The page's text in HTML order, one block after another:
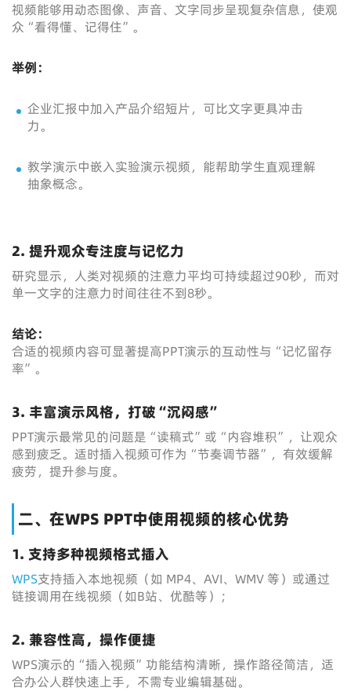
视频能够用动态图像、声音、文字同步呈现复杂信息，使观
众“看得懂、记得住”。
举例：
企业汇报中加入产品介绍短片，可比文字更具冲击
力。
教学演示中嵌入实验演示视频，能帮助学生直观理解
抽象概念。
2. 提升观众专注度与记忆力
研究显示，人类对视频的注意力平均可持续超过90秒，而对
单一文字的注意力时间往往不到8秒。
结论：
合适的视频内容可显著提高PPT演示的互动性与“记忆留存
率”。
3. 丰富演示风格，打破“沉闷感”
PPT演示最常见的问题是“读稿式”或“内容堆积”，让观众
感到疲乏。适时插入视频可作为“节奏调节器”，有效缓解
疲劳，提升参与度。
二、在WPS PPT中使用视频的核心优势
1. 支持多种视频格式插入
WPS支持插入本地视频（如 MP4、AVI、WMV 等）或通过
链接调用在线视频（如B站、优酷等）；
2. 兼容性高，操作便捷
WPS演示的“插入视频”功能结构清晰，操作路径简洁，适
合办公人群快速上手，不需专业编辑基础。